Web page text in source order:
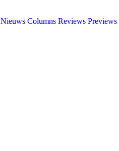
Nieuws Columns Reviews Previews